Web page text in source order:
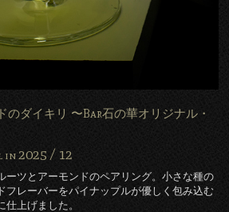
のダイキリ 〜Bar石の華オリジナル・
in2025 / 12
ーツとアーモンドのペアリング。小さな種の
フレーバーをパイナップルが優しく包み込む
上げました。